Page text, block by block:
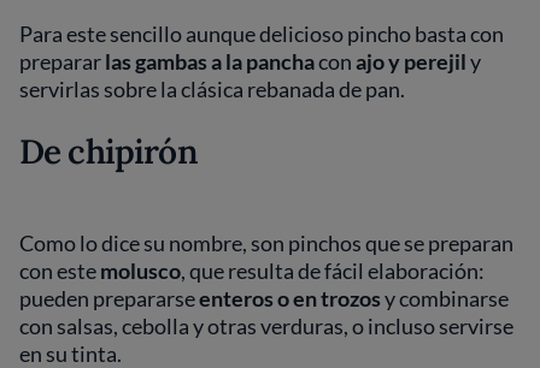
Para este sencillo aunque delicioso pincho basta con
prepararlas gambas a la panchaconajo y perejily
servirlas sobre la clásica rebanada de pan.
De chipirón
Como lo dice su nombre, son pinchos que se preparan
con estemolusco, que resulta de fácil elaboración:
pueden prepararseenteros o en trozosy combinarse
con salsas, cebolla y otras verduras, o incluso servirse
en su tinta.